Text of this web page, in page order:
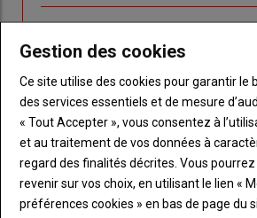
de votre
Lien
"Créer
un
nouveau
compte"
Créer un nouveau
Lien
"Réinitialiser
votre
mot
de
passe"
Réinitialiser votre mot de
Lien
"Je
me
connecte"
Je me connecte
Gestion des cookies
Ce site utilise des cookies pour garantir
des services essentiels et de mesure
« Tout Accepter », vous consentez à
et au traitement de vos données à
regard des finalités décrites. Vous
revenir sur vos choix, en utilisant le lien «
préférences cookies » en bas de page du